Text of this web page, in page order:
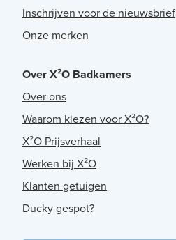
Inschrijven voor de nieuwsbrief
Onze merken
Over X²O Badkamers
Over ons
Waarom kiezen voor X²O?
X²O Prijsverhaal
Werken bij X²O
Klanten getuigen
Ducky gespot?